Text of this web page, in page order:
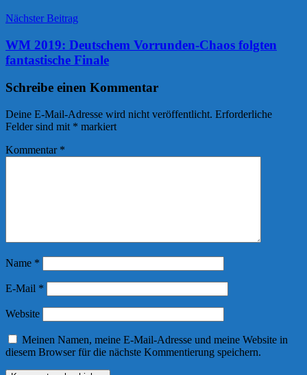
Nächster Beitrag
WM 2019: Deutschem Vorrunden-Chaos folgten
fantastische Finale
Schreibe einen Kommentar
Deine E-Mail-Adresse wird nicht veröffentlicht. Erforderliche
Felder sind mit * markiert
Kommentar *
Name *
E-Mail *
Website
Meinen Namen, meine E-Mail-Adresse und meine Website in
diesem Browser für die nächste Kommentierung speichern.